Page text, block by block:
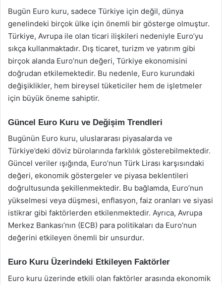
Bugün Euro kuru, sadece Türkiye için değil, dünya
genelindeki birçok ülke için önemli bir gösterge olmuştur.
Türkiye, Avrupa ile olan ticari ilişkileri nedeniyle Euro’yu
sıkça kullanmaktadır. Dış ticaret, turizm ve yatırım gibi
birçok alanda Euro’nun değeri, Türkiye ekonomisini
doğrudan etkilemektedir. Bu nedenle, Euro kurundaki
değişiklikler, hem bireysel tüketiciler hem de işletmeler
için büyük öneme sahiptir.
Güncel Euro Kuru ve Değişim Trendleri
Bugünün Euro kuru, uluslararası piyasalarda ve
Türkiye’deki döviz bürolarında farklılık gösterebilmektedir.
Güncel veriler ışığında, Euro’nun Türk Lirası karşısındaki
değeri, ekonomik göstergeler ve piyasa beklentileri
doğrultusunda şekillenmektedir. Bu bağlamda, Euro’nun
yükselmesi veya düşmesi, enflasyon, faiz oranları ve siyasi
istikrar gibi faktörlerden etkilenmektedir. Ayrıca, Avrupa
Merkez Bankası’nın (ECB) para politikaları da Euro’nun
değerini etkileyen önemli bir unsurdur.
Euro Kuru Üzerindeki Etkileyen Faktörler
Euro kuru üzerinde etkili olan faktörler arasında ekonomik